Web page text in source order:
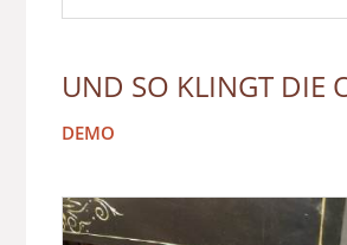
UND SO KLINGT DIE
DEMO